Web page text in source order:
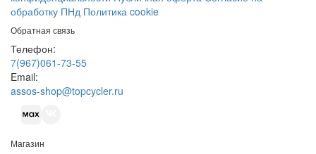
обработку ПНд Политика cookie
Обратная связь
Телефон:
7(967)061-73-55
Email:
assos-shop@topcycler.ru
Магазин